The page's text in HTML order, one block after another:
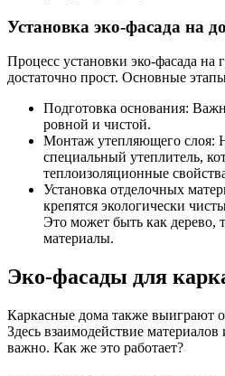
Установка эко-фасада на
Процесс установки эко-фасада
достаточно прост. Основные
Подготовка основания:
ровной и чистой.
Монтаж утепляющего слоя:
специальный утеплитель,
теплоизоляционные
Установка отделочных
крепятся экологически
Это может быть как дерево,
материалы.
Эко-фасады для
Каркасные дома также выиграют
Здесь взаимодействие
важно. Как же это работает?